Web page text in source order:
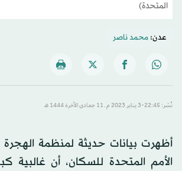
المتحدة)
عدن:محمد ناصر
نُشر: 22:45-3 يناير 2023 م ـ 11 جمادى الآخرة 1444 هـ
أظهرت بيانات حديثة لمنظمة الهجرة
الأمم المتحدة للسكان، أن غالبية